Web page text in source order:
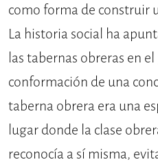
como forma de construir
La historia social ha
las tabernas obreras en
conformación de una
taberna obrera era una
lugar donde la clase
reconocía a sí misma,